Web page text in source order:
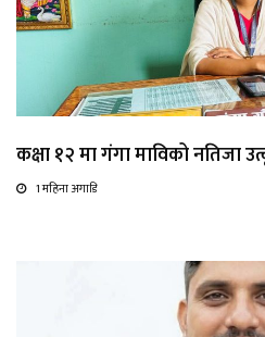
कक्षा १२ मा गंगा माविको नतिजा
1 महिना अगाडि